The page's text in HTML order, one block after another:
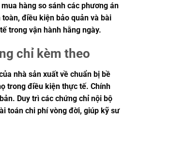
hàng so sánh các phương án
điều kiện bảo quản và bài
trong vận hành hằng ngày.
chỉ kèm theo
nhà sản xuất về chuẩn bị bề
trong điều kiện thực tế. Chính
Duy trì các chứng chỉ nội bộ
toán chi phí vòng đời, giúp kỹ sư